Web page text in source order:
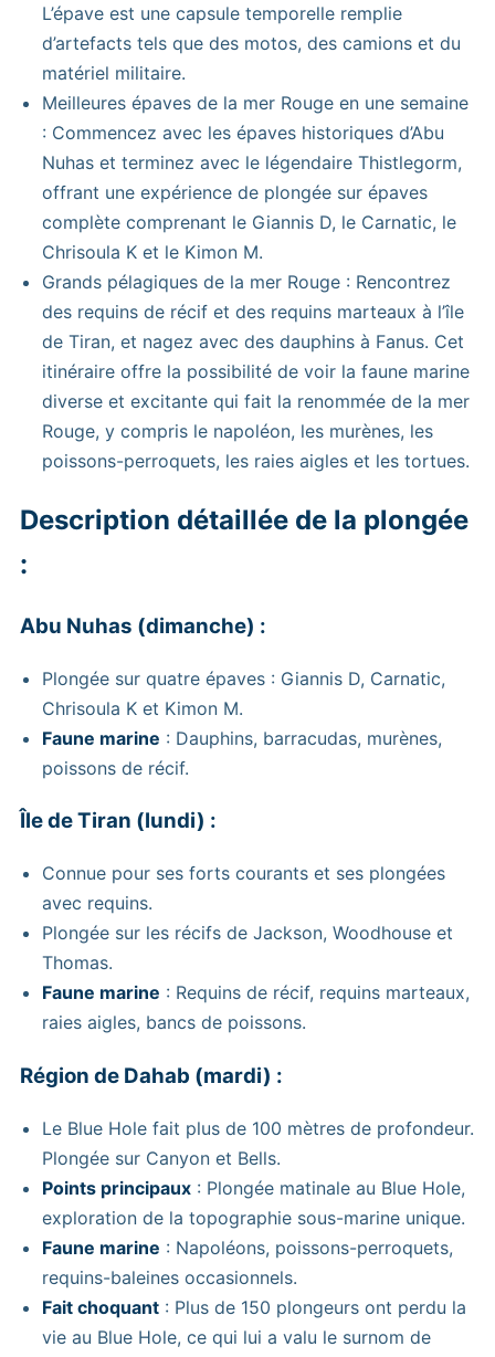
L’épave est une capsule temporelle remplie
d’artefacts tels que des motos, des camions et du
matériel militaire.
Meilleures épaves de la mer Rouge en une semaine
: Commencez avec les épaves historiques d’Abu
Nuhas et terminez avec le légendaire Thistlegorm,
offrant une expérience de plongée sur épaves
complète comprenant le Giannis D, le Carnatic, le
Chrisoula K et le Kimon M.
Grands pélagiques de la mer Rouge : Rencontrez
des requins de récif et des requins marteaux à l’île
de Tiran, et nagez avec des dauphins à Fanus. Cet
itinéraire offre la possibilité de voir la faune marine
diverse et excitante qui fait la renommée de la mer
Rouge, y compris le napoléon, les murènes, les
poissons-perroquets, les raies aigles et les tortues.
Description détaillée de la plongée
:
Abu Nuhas (dimanche) :
Plongée sur quatre épaves : Giannis D, Carnatic,
Chrisoula K et Kimon M.
Faune marine : Dauphins, barracudas, murènes,
poissons de récif.
Île de Tiran (lundi) :
Connue pour ses forts courants et ses plongées
avec requins.
Plongée sur les récifs de Jackson, Woodhouse et
Thomas.
Faune marine : Requins de récif, requins marteaux,
raies aigles, bancs de poissons.
Région de Dahab (mardi) :
Le Blue Hole fait plus de 100 mètres de profondeur.
Plongée sur Canyon et Bells.
Points principaux : Plongée matinale au Blue Hole,
exploration de la topographie sous-marine unique.
Faune marine : Napoléons, poissons-perroquets,
requins-baleines occasionnels.
Fait choquant : Plus de 150 plongeurs ont perdu la
vie au Blue Hole, ce qui lui a valu le surnom de